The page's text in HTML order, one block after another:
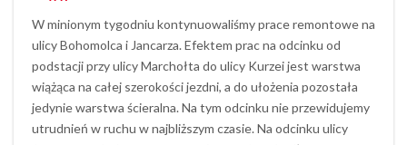
W minionym tygodniu kontynuowaliśmy prace remontowe na
ulicy Bohomolca i Jancarza. Efektem prac na odcinku od
podstacji przy ulicy Marchołta do ulicy Kurzei jest warstwa
wiążąca na całej szerokości jezdni, a do ułożenia pozostała
jedynie warstwa ścieralna. Na tym odcinku nie przewidujemy
utrudnień w ruchu w najbliższym czasie. Na odcinku ulicy